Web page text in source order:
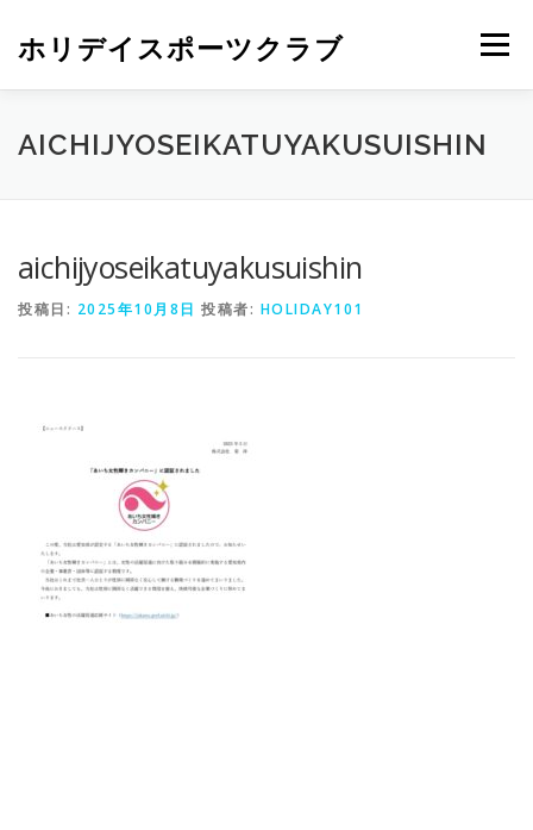
ホリデイスポーツクラブ メニュー
AICHIJYOSEIKATUYAKUSUISHIN
aichijyoseikatuyakusuishin
投稿日: 2025年10月8日 投稿者: HOLIDAY101